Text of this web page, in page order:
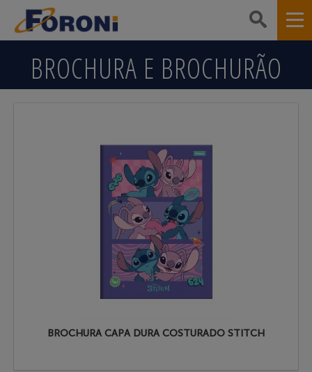
BROCHURA E BROCHURÃO
BROCHURA CAPA DURA COSTURADO STITCH